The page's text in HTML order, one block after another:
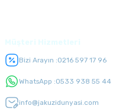
Bizi Arayın :0216 597 17 96
WhatsApp :0533 938 55 44
info@jakuzidunyasi.com